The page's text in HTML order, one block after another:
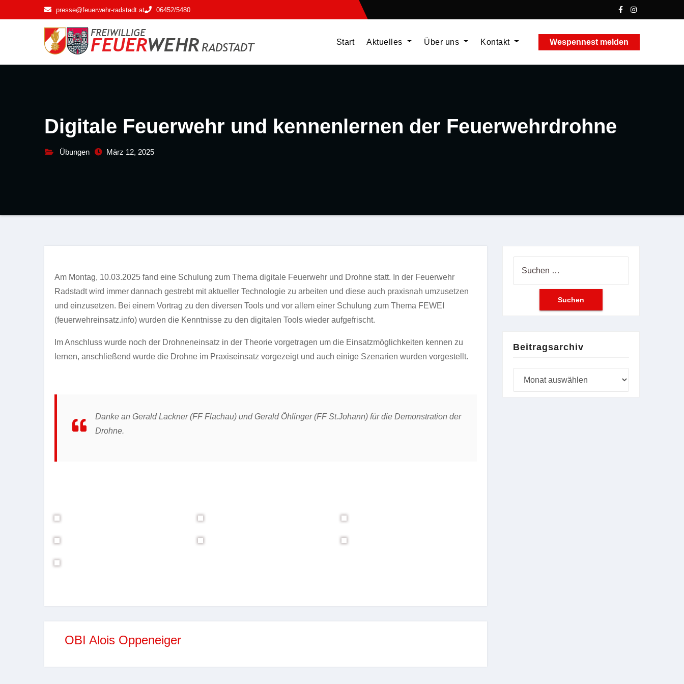
Inhalt
presse@feuerwehr-radstadt.at 06452/5480
Start Aktuelles Über uns Kontakt Wespennest melden
Digitale Feuerwehr und kennenlernen der Feuerwehrdrohne
Übungen März 12, 2025
Am Montag, 10.03.2025 fand eine Schulung zum Thema digitale Feuerwehr und Drohne statt. In der Feuerwehr
Radstadt wird immer dannach gestrebt mit aktueller Technologie zu arbeiten und diese auch praxisnah umzusetzen
und einzusetzen. Bei einem Vortrag zu den diversen Tools und vor allem einer Schulung zum Thema FEWEI
(feuerwehreinsatz.info) wurden die Kenntnisse zu den digitalen Tools wieder aufgefrischt.
Im Anschluss wurde noch der Drohneneinsatz in der Theorie vorgetragen um die Einsatzmöglichkeiten kennen zu
lernen, anschließend wurde die Drohne im Praxiseinsatz vorgezeigt und auch einige Szenarien wurden vorgestellt.
Danke an Gerald Lackner (FF Flachau) und Gerald Öhlinger (FF St.Johann) für die Demonstration der
Drohne.
OBI Alois Oppeneiger
Beitragsarchiv